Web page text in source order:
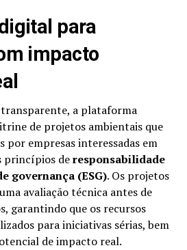
para
impacto
a plataforma
de projetos ambientais que
por empresas interessadas em
princípios deresponsabilidade
governança (ESG). Os projetos
avaliação técnica antes de
garantindo que os recursos
para iniciativas sérias, bem
de impacto real.